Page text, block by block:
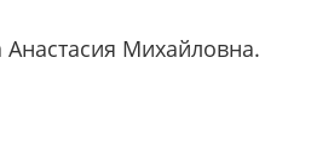
Михайловна.